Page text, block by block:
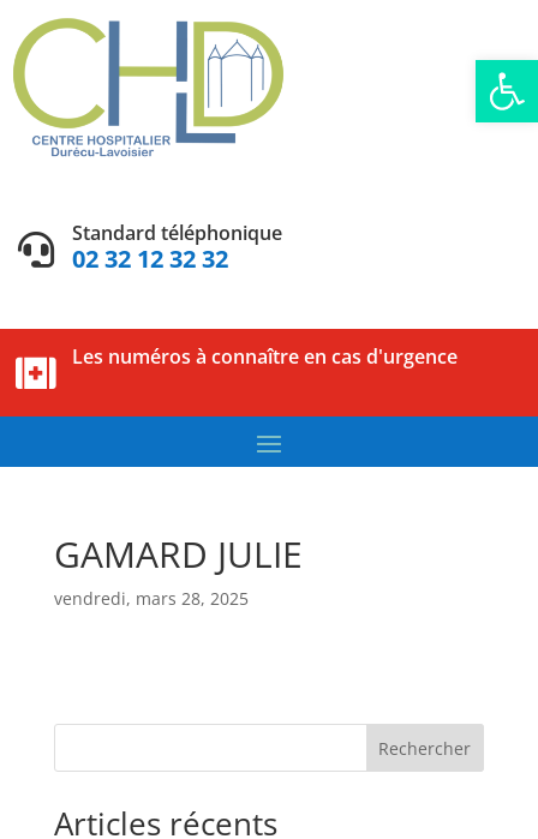
Ouvrir
 Standard téléphonique
02 32 12 32 32
 Les numéros à connaître en cas d'urgence
GAMARD JULIE
vendredi, mars 28, 2025
Rechercher
Articles récents